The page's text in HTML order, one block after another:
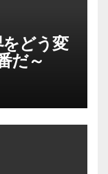
をどう変
だ～